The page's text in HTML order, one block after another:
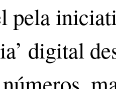
pela
digital